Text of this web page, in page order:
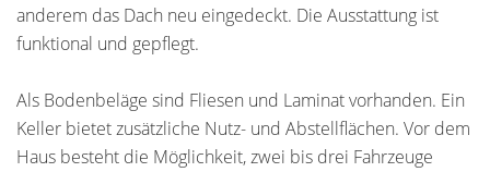
anderem das Dach neu eingedeckt. Die Ausstattung ist
funktional und gepflegt.
Als Bodenbeläge sind Fliesen und Laminat vorhanden. Ein
Keller bietet zusätzliche Nutz- und Abstellflächen. Vor dem
Haus besteht die Möglichkeit, zwei bis drei Fahrzeuge